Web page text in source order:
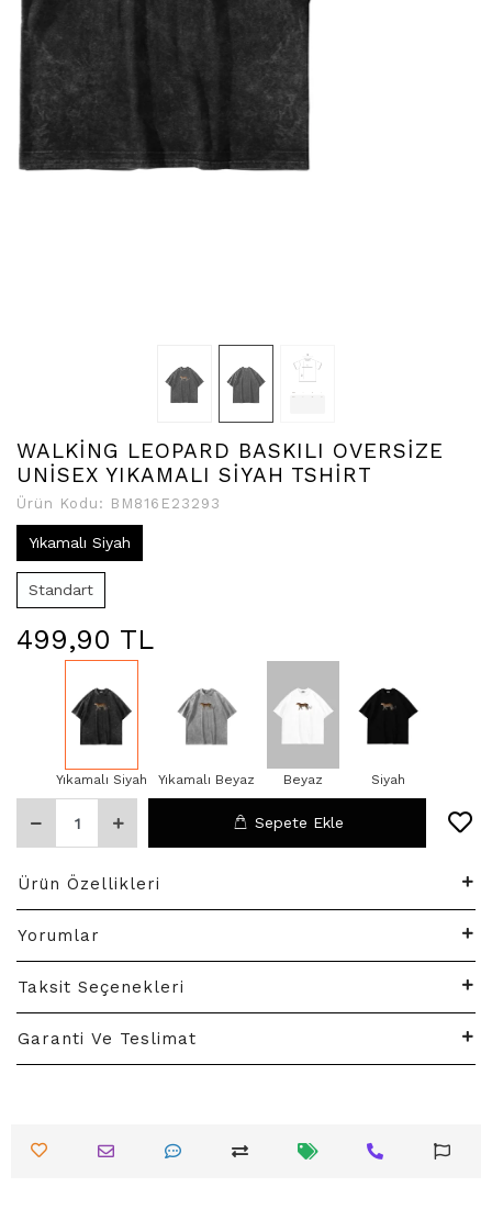
WALKİNG LEOPARD BASKILI OVERSİZE
UNİSEX YIKAMALI SİYAH TSHİRT
Ürün Kodu: BM816E23293
Yıkamalı Siyah
Standart
499,90 TL
Yıkamalı Siyah Yıkamalı Beyaz Beyaz Siyah
Sepete Ekle
Ürün Özellikleri
Yorumlar
Taksit Seçenekleri
Garanti Ve Teslimat